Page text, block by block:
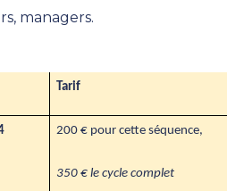
managers.
Tarif
200 € pour cette séquence,
350 € le cycle complet